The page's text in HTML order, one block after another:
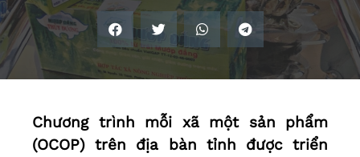
Chương trình mỗi xã một sản phẩm
(OCOP) trên địa bàn tỉnh được triển